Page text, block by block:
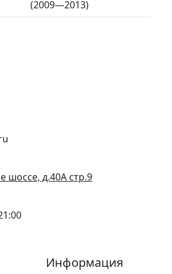
(2009—2013)
шоссе, д.40А стр.9
Информация